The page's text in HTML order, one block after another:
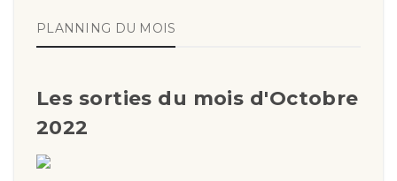
PLANNING DU MOIS
Les sorties du mois d'Octobre
2022